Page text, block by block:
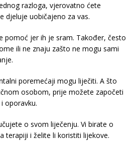
razloga, vjerovatno ćete
djeluje uobičajeno za vas.
pomoć jer ih je sram. Također, često
ili ne znaju zašto ne mogu sami
poremećaji mogu liječiti. A što
osobom, prije možete započeti
oporavku.
o svom liječenju. Vi birate o
terapiji i želite li koristiti lijekove.